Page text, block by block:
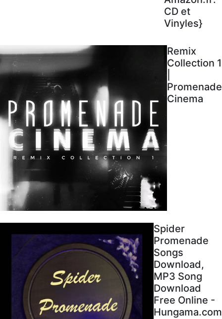
CD et
Vinyles}
Remix
Collection 1
Promenade
Cinema
Spider
Promenade
Songs
Download,
MP3 Song
Download
Free Online -
Hungama.com